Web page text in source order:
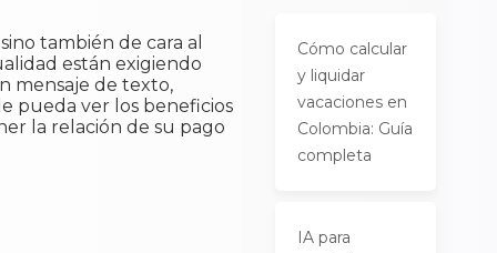
también de cara al
están exigiendo
mensaje de texto,
pueda ver los beneficios
la relación de su pago
Cómo calcular
y liquidar
vacaciones en
Colombia: Guía
completa
IA para